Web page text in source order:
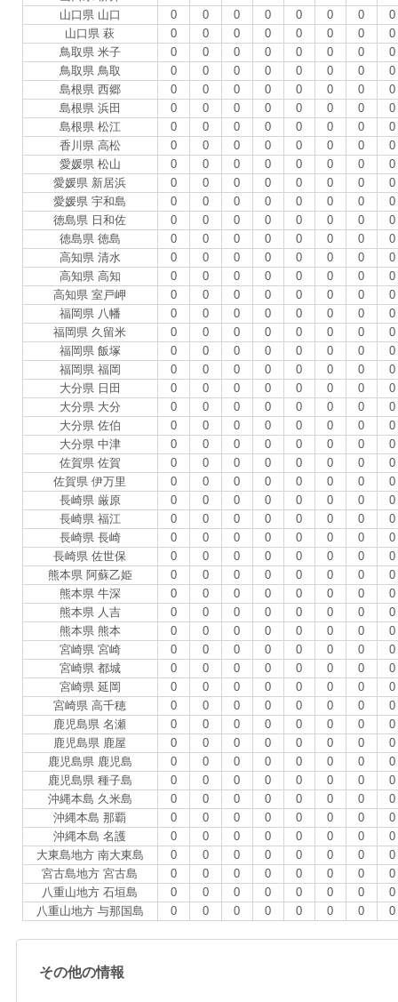
山口県 山口
0 0 0 0 0 0 0
0
山口県 萩
0 0 0 0 0 0 0
0
鳥取県 米子
0 0 0 0 0 0 0
0
鳥取県 鳥取
0 0 0 0 0 0 0
0
島根県 西郷
0 0 0 0 0 0 0
0
島根県 浜田
0 0 0 0 0 0 0
0
島根県 松江
0 0 0 0 0 0 0
0
香川県 高松
0 0 0 0 0 0 0
0
愛媛県 松山
0 0 0 0 0 0 0
0
愛媛県 新居浜
0 0 0 0 0 0 0
0
愛媛県 宇和島
0 0 0 0 0 0 0
0
徳島県 日和佐
0 0 0 0 0 0 0
0
徳島県 徳島
0 0 0 0 0 0 0
0
高知県 清水
0 0 0 0 0 0 0
0
高知県 高知
0 0 0 0 0 0 0
0
高知県 室戸岬
0 0 0 0 0 0 0
0
福岡県 八幡
0 0 0 0 0 0 0
0
福岡県 久留米
0 0 0 0 0 0 0
0
福岡県 飯塚
0 0 0 0 0 0 0
0
福岡県 福岡
0 0 0 0 0 0 0
0
大分県 日田
0 0 0 0 0 0 0
0
大分県 大分
0 0 0 0 0 0 0
0
大分県 佐伯
0 0 0 0 0 0 0
0
大分県 中津
0 0 0 0 0 0 0
0
佐賀県 佐賀
0 0 0 0 0 0 0
0
佐賀県 伊万里
0 0 0 0 0 0 0
0
長崎県 厳原
0 0 0 0 0 0 0
0
長崎県 福江
0 0 0 0 0 0 0
0
長崎県 長崎
0 0 0 0 0 0 0
0
長崎県 佐世保
0 0 0 0 0 0 0
0
熊本県 阿蘇乙姫
0 0 0 0 0 0 0
0
熊本県 牛深
0 0 0 0 0 0 0
0
熊本県 人吉
0 0 0 0 0 0 0
0
熊本県 熊本
0 0 0 0 0 0 0
0
宮崎県 宮崎
0 0 0 0 0 0 0
0
宮崎県 都城
0 0 0 0 0 0 0
0
宮崎県 延岡
0 0 0 0 0 0 0
0
宮崎県 高千穂
0 0 0 0 0 0 0
0
鹿児島県 名瀬
0 0 0 0 0 0 0
0
鹿児島県 鹿屋
0 0 0 0 0 0 0
0
鹿児島県 鹿児島
0 0 0 0 0 0 0
0
鹿児島県 種子島
0 0 0 0 0 0 0
0
沖縄本島 久米島
0 0 0 0 0 0 0
0
沖縄本島 那覇
0 0 0 0 0 0 0
0
沖縄本島 名護
0 0 0 0 0 0 0
0
大東島地方 南大東島
0 0 0 0 0 0 0
0
宮古島地方 宮古島
0 0 0 0 0 0 0
0
八重山地方 石垣島
0 0 0 0 0 0 0
0
八重山地方 与那国島
0 0 0 0 0 0 0 0
その他の情報